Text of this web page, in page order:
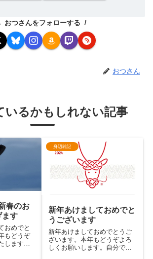
おつさんをフォローする
おつさん
いるかもしれない記事
春のお
ます
おめでと
もどうぞ
します。
身辺雑記
新年あけましておめでと
うございます
新年あけましておめでとうご
ざいます。本年もどうぞよろ
しくお願いします。自分でも